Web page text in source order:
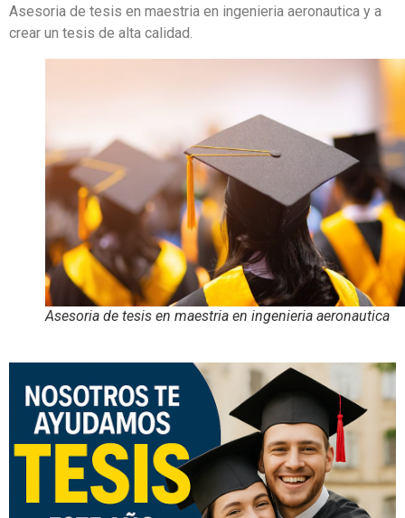
Asesoria de tesis en maestria en ingenieria aeronautica y a
crear un tesis de alta calidad.
Asesoria de tesis en maestria en ingenieria aeronautica